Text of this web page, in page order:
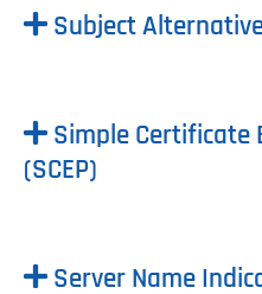
Subject
Simple Certificate
(SCEP)
Server Name